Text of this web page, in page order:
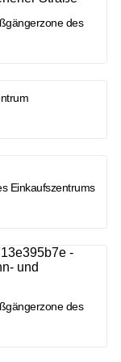
des
Einkaufszentrums
des